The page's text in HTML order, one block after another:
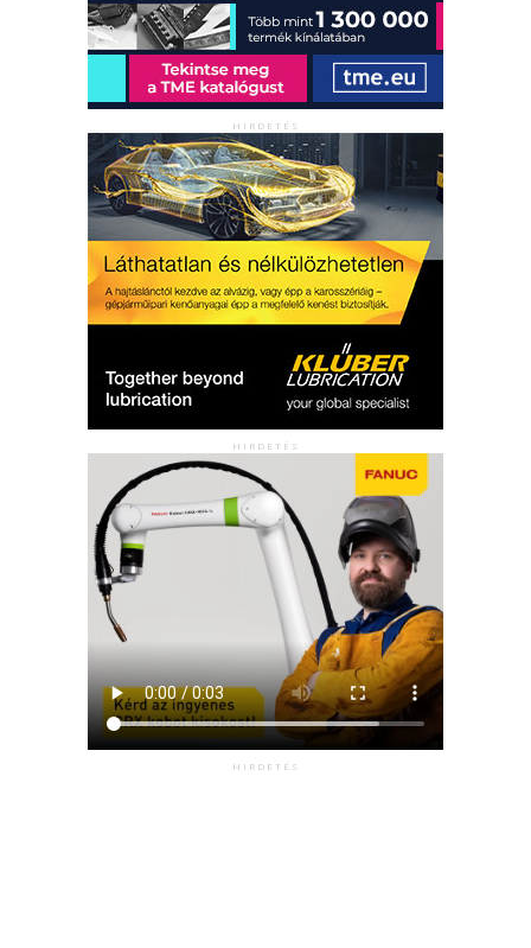
HIRDETÉS
HIRDETÉS
HIRDETÉS